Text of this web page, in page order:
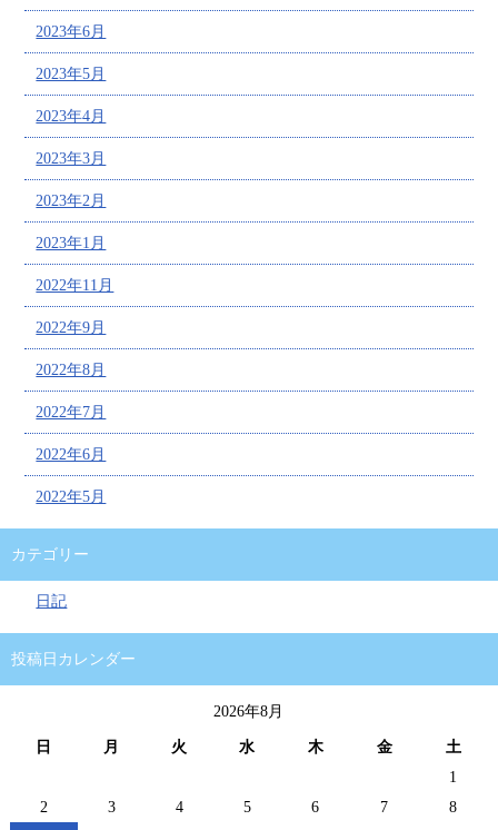
2023年6月
2023年5月
2023年4月
2023年3月
2023年2月
2023年1月
2022年11月
2022年9月
2022年8月
2022年7月
2022年6月
2022年5月
カテゴリー
日記
投稿日カレンダー
2026年8月
日 月 火 水 木 金
土
1
2
3 4 5 6 7
8